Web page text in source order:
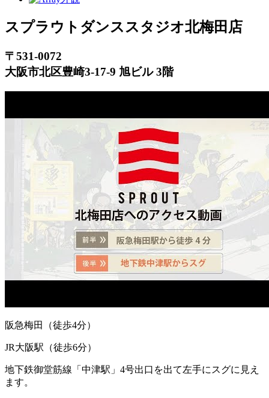
スプラウトダンススタジオ北梅田店
〒531-0072
大阪市北区豊崎3-17-9 旭ビル 3階
阪急梅田（徒歩4分）
JR大阪駅（徒歩6分）
地下鉄御堂筋線「中津駅」4号出口を出て左手にスグに見え
ます。